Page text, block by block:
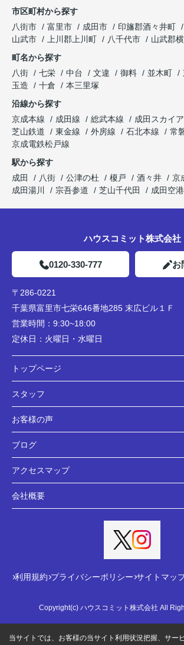
市区町村から探す
八街市
富里市 成田市 印旛郡酒々井町
山武市
上川郡上川町 八千代市 山武郡
町名から探す
八街
七栄 中台 文違 御料 並木町
玉造
十倉
本三里塚
沿線から探す
京成本線
成田線 総武本線
成田スカイ
芝山鉄道
東金線 外房線 石北本線
常
京成電鉄松戸線
駅から探す
成田
八街 公津の杜 榎戸 酒々井
京
成田湯川
宗吾参道 芝山千代田 成田空港
ハウスコミット株式会社
0120-330-777 お
〒286-0221
千葉県富里市七栄646番地285 末広ビル１Ｆ
営業時間： 9:30~18:00
定休日： 火曜日・水曜日
トップページ
スタッフ
お客様の声
ブログ
アクセスマップ
会社概要
利用規約 プライバシーポリシー サイトマッ
Copyright(c) ハウスコミット株式会社 All
当サイトでは、お客様の当サイト利用状況把握、サー